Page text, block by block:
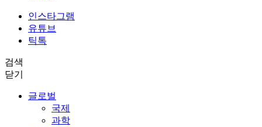
인스타그램
유튜브
틱톡
검색
닫기
글로벌
국제
과학